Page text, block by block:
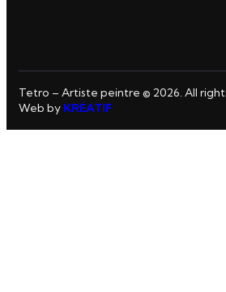
Tetro – Artiste peintre © 2026. All
Web by KRÉATIF